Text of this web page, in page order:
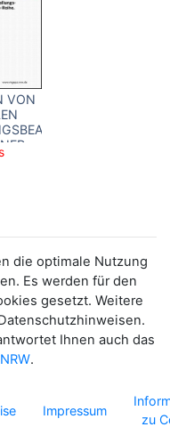
VON
die optimale Nutzung
Es werden für den
gesetzt. Weitere
Ihnen auch das
.
Impressum
zu